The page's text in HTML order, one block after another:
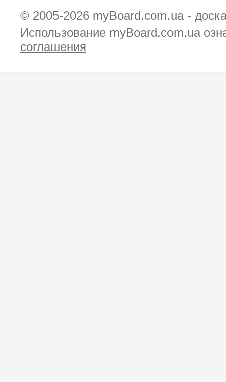
© 2005-2026 myBoard.com.ua -
Использование myBoard.com.ua
соглашения